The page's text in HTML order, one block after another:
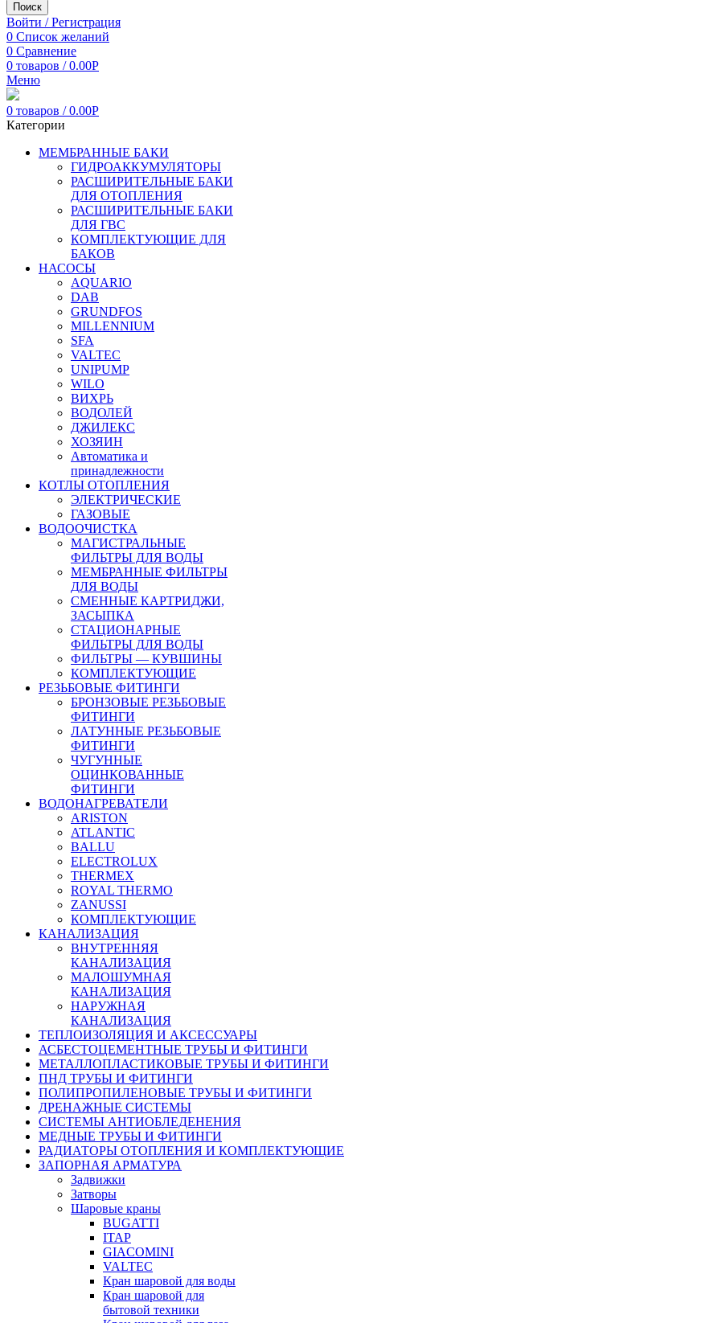
Поиск
Войти / Регистрация
0 Список желаний
0 Сравнение
0 товаров / 0.00Р
Меню
0 товаров / 0.00Р
Категории
МЕМБРАННЫЕ БАКИ
ГИДРОАККУМУЛЯТОРЫ
РАСШИРИТЕЛЬНЫЕ БАКИ
ДЛЯ ОТОПЛЕНИЯ
РАСШИРИТЕЛЬНЫЕ БАКИ
ДЛЯ ГВС
КОМПЛЕКТУЮЩИЕ ДЛЯ
БАКОВ
НАСОСЫ
AQUARIO
DAB
GRUNDFOS
MILLENNIUM
SFA
VALTEC
UNIPUMP
WILO
ВИХРЬ
ВОДОЛЕЙ
ДЖИЛЕКС
ХОЗЯИН
Автоматика и
принадлежности
КОТЛЫ ОТОПЛЕНИЯ
ЭЛЕКТРИЧЕСКИЕ
ГАЗОВЫЕ
ВОДООЧИСТКА
МАГИСТРАЛЬНЫЕ
ФИЛЬТРЫ ДЛЯ ВОДЫ
МЕМБРАННЫЕ ФИЛЬТРЫ
ДЛЯ ВОДЫ
СМЕННЫЕ КАРТРИДЖИ,
ЗАСЫПКА
СТАЦИОНАРНЫЕ
ФИЛЬТРЫ ДЛЯ ВОДЫ
ФИЛЬТРЫ — КУВШИНЫ
КОМПЛЕКТУЮЩИЕ
РЕЗЬБОВЫЕ ФИТИНГИ
БРОНЗОВЫЕ РЕЗЬБОВЫЕ
ФИТИНГИ
ЛАТУННЫЕ РЕЗЬБОВЫЕ
ФИТИНГИ
ЧУГУННЫЕ
ОЦИНКОВАННЫЕ
ФИТИНГИ
ВОДОНАГРЕВАТЕЛИ
ARISTON
ATLANTIC
BALLU
ELECTROLUX
THERMEX
ROYAL THERMO
ZANUSSI
КОМПЛЕКТУЮЩИЕ
КАНАЛИЗАЦИЯ
ВНУТРЕННЯЯ
КАНАЛИЗАЦИЯ
МАЛОШУМНАЯ
КАНАЛИЗАЦИЯ
НАРУЖНАЯ
КАНАЛИЗАЦИЯ
ТЕПЛОИЗОЛЯЦИЯ И АКСЕССУАРЫ
АСБЕСТОЦЕМЕНТНЫЕ ТРУБЫ И ФИТИНГИ
МЕТАЛЛОПЛАСТИКОВЫЕ ТРУБЫ И ФИТИНГИ
ПНД ТРУБЫ И ФИТИНГИ
ПОЛИПРОПИЛЕНОВЫЕ ТРУБЫ И ФИТИНГИ
ДРЕНАЖНЫЕ СИСТЕМЫ
СИСТЕМЫ АНТИОБЛЕДЕНЕНИЯ
МЕДНЫЕ ТРУБЫ И ФИТИНГИ
РАДИАТОРЫ ОТОПЛЕНИЯ И КОМПЛЕКТУЮЩИЕ
ЗАПОРНАЯ АРМАТУРА
Задвижки
Затворы
Шаровые краны
BUGATTI
ITAP
GIACOMINI
VALTEC
Кран шаровой для воды
Кран шаровой для
бытовой техники